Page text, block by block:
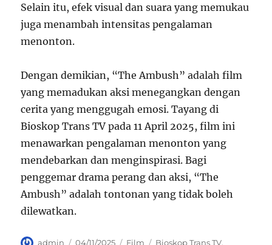
Selain itu, efek visual dan suara yang memukau
juga menambah intensitas pengalaman
menonton.
Dengan demikian, “The Ambush” adalah film
yang memadukan aksi menegangkan dengan
cerita yang menggugah emosi. Tayang di
Bioskop Trans TV pada 11 April 2025, film ini
menawarkan pengalaman menonton yang
mendebarkan dan menginspirasi. Bagi
penggemar drama perang dan aksi, “The
Ambush” adalah tontonan yang tidak boleh
dilewatkan.
Author
admin
Posted
04/11/2025 Categories
Film Tags
Bioskop Trans TV,